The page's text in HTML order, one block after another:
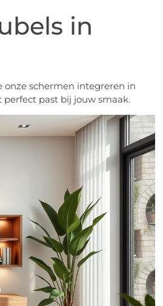
in
onze schermen integreren in
past bij jouw smaak.